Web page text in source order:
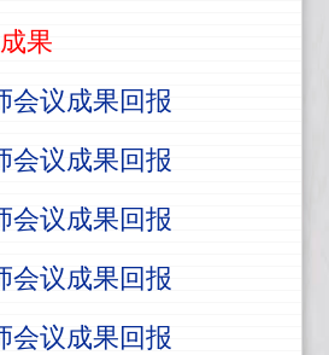
果
会议成果回报
会议成果回报
会议成果回报
会议成果回报
会议成果回报